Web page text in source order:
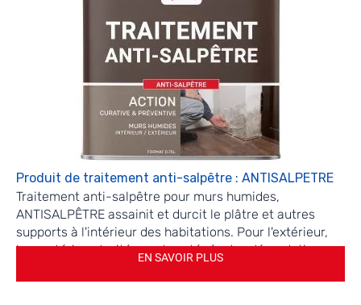
Produit de traitement anti-salpêtre : ANTISALPETRE
Traitement anti-salpêtre pour murs humides,
ANTISALPÊTRE assainit et durcit le plâtre et autres
supports à l'intérieur des habitations. Pour l'extérieur,
les matériaux traités sont protégés des dégradations
liées aux intempéries et au gel (effritements, cassures,
dépôts verts et moisissures) et des apparitions du
EN SAVOIR PLUS